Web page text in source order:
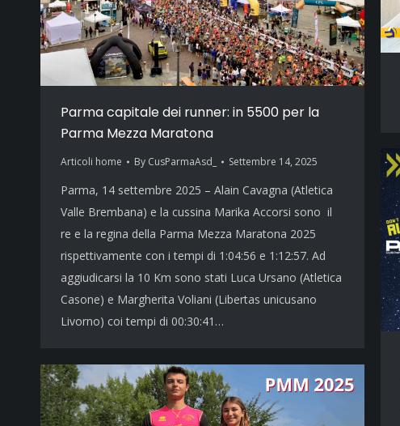
Parma capitale dei runner: in 5500 per la
Parma Mezza Maratona
Articoli home By CusParmaAsd_ Settembre 14, 2025
Parma, 14 settembre 2025 – Alain Cavagna (Atletica
Valle Brembana) e la cussina Marika Accorsi sono il
re e la regina della Parma Mezza Maratona 2025
rispettivamente con i tempi di 1:04:56 e 1:12:57. Ad
aggiudicarsi la 10 Km sono stati Luca Ursano (Atletica
Casone) e Margherita Voliani (Libertas unicusano
Livorno) coi tempi di 00:30:41…